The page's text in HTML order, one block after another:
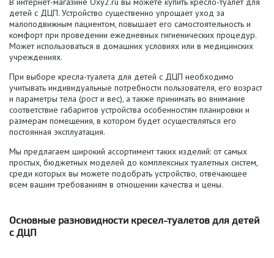
детей с ДЦП. Устройство существенно упрощает уход за
малоподвижным пациентом, повышает его самостоятельность и
комфорт при проведении ежедневных гигиенических процедур.
Может использоваться в домашних условиях или в медицинских
учреждениях.
При выборе кресла-туалета для детей с ДЦП необходимо
учитывать индивидуальные потребности пользователя, его возраст
и параметры тела (рост и вес), а также принимать во внимание
соответствие габаритов устройства особенностям планировки и
размерам помещения, в котором будет осуществляться его
постоянная эксплуатация.
Мы предлагаем широкий ассортимент таких изделий: от самых
простых, бюджетных моделей до комплексных туалетных систем,
среди которых вы можете подобрать устройство, отвечающее
всем вашим требованиям в отношении качества и цены.
Основные разновидности кресел-туалетов для детей
с ДЦП